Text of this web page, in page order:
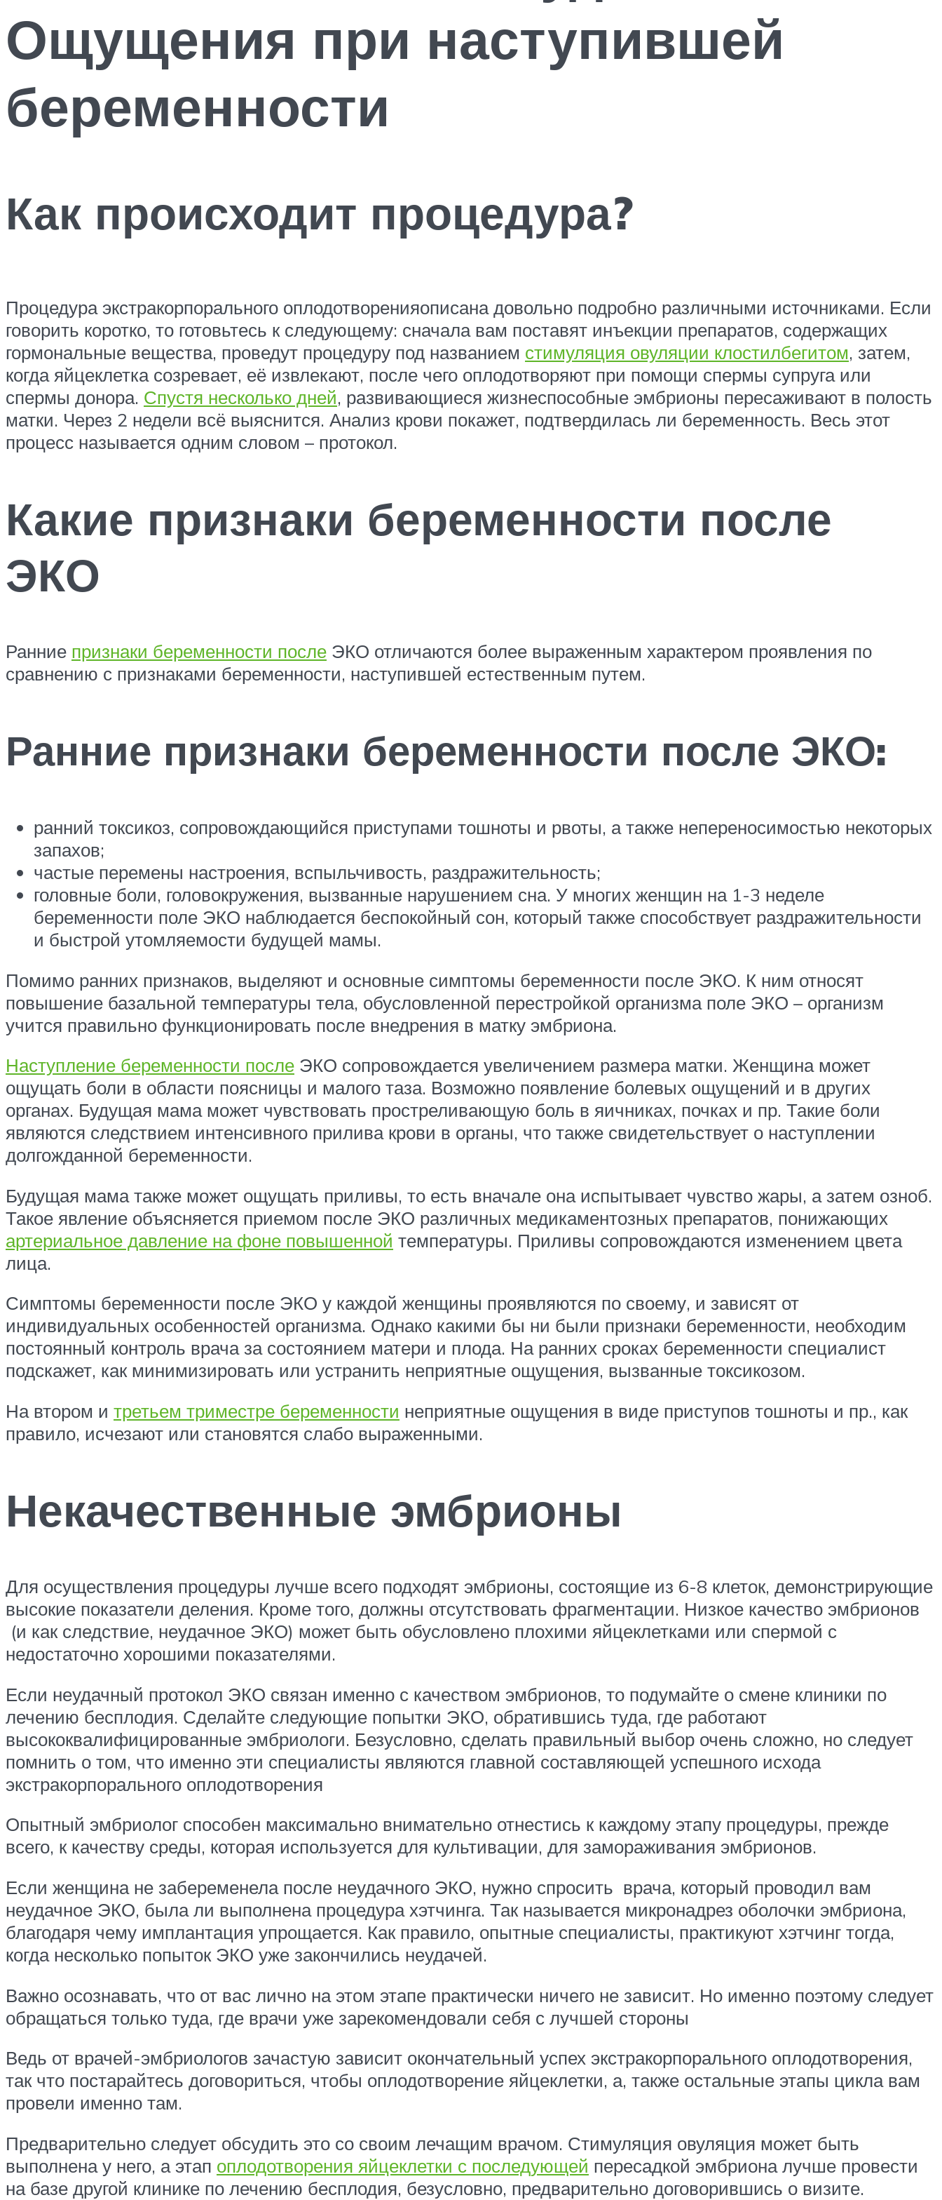
Ощущения при наступившей
беременности
Как происходит процедура?
Процедура экстракорпорального оплодотворенияописана довольно подробно различными источниками. Если
говорить коротко, то готовьтесь к следующему: сначала вам поставят инъекции препаратов, содержащих
гормональные вещества, проведут процедуру под названием стимуляция овуляции клостилбегитом, затем,
когда яйцеклетка созревает, её извлекают, после чего оплодотворяют при помощи спермы супруга или
спермы донора. Спустя несколько дней, развивающиеся жизнеспособные эмбрионы пересаживают в полость
матки. Через 2 недели всё выяснится. Анализ крови покажет, подтвердилась ли беременность. Весь этот
процесс называется одним словом – протокол.
Какие признаки беременности после
ЭКО
Ранние признаки беременности после ЭКО отличаются более выраженным характером проявления по
сравнению с признаками беременности, наступившей естественным путем.
Ранние признаки беременности после ЭКО:
ранний токсикоз, сопровождающийся приступами тошноты и рвоты, а также непереносимостью некоторых
запахов;
частые перемены настроения, вспыльчивость, раздражительность;
головные боли, головокружения, вызванные нарушением сна. У многих женщин на 1-3 неделе
беременности поле ЭКО наблюдается беспокойный сон, который также способствует раздражительности
и быстрой утомляемости будущей мамы.
Помимо ранних признаков, выделяют и основные симптомы беременности после ЭКО. К ним относят
повышение базальной температуры тела, обусловленной перестройкой организма поле ЭКО – организм
учится правильно функционировать после внедрения в матку эмбриона.
Наступление беременности после ЭКО сопровождается увеличением размера матки. Женщина может
ощущать боли в области поясницы и малого таза. Возможно появление болевых ощущений и в других
органах. Будущая мама может чувствовать простреливающую боль в яичниках, почках и пр. Такие боли
являются следствием интенсивного прилива крови в органы, что также свидетельствует о наступлении
долгожданной беременности.
Будущая мама также может ощущать приливы, то есть вначале она испытывает чувство жары, а затем озноб.
Такое явление объясняется приемом после ЭКО различных медикаментозных препаратов, понижающих
артериальное давление на фоне повышенной температуры. Приливы сопровождаются изменением цвета
лица.
Симптомы беременности после ЭКО у каждой женщины проявляются по своему, и зависят от
индивидуальных особенностей организма. Однако какими бы ни были признаки беременности, необходим
постоянный контроль врача за состоянием матери и плода. На ранних сроках беременности специалист
подскажет, как минимизировать или устранить неприятные ощущения, вызванные токсикозом.
На втором и третьем триместре беременности неприятные ощущения в виде приступов тошноты и пр., как
правило, исчезают или становятся слабо выраженными.
Некачественные эмбрионы
Для осуществления процедуры лучше всего подходят эмбрионы, состоящие из 6-8 клеток, демонстрирующие
высокие показатели деления. Кроме того, должны отсутствовать фрагментации. Низкое качество эмбрионов
(и как следствие, неудачное ЭКО) может быть обусловлено плохими яйцеклетками или спермой с
недостаточно хорошими показателями.
Если неудачный протокол ЭКО связан именно с качеством эмбрионов, то подумайте о смене клиники по
лечению бесплодия. Сделайте следующие попытки ЭКО, обратившись туда, где работают
высококвалифицированные эмбриологи. Безусловно, сделать правильный выбор очень сложно, но следует
помнить о том, что именно эти специалисты являются главной составляющей успешного исхода
экстракорпорального оплодотворения
Опытный эмбриолог способен максимально внимательно отнестись к каждому этапу процедуры, прежде
всего, к качеству среды, которая используется для культивации, для замораживания эмбрионов.
Если женщина не забеременела после неудачного ЭКО, нужно спросить врача, который проводил вам
неудачное ЭКО, была ли выполнена процедура хэтчинга. Так называется микронадрез оболочки эмбриона,
благодаря чему имплантация упрощается. Как правило, опытные специалисты, практикуют хэтчинг тогда,
когда несколько попыток ЭКО уже закончились неудачей.
Важно осознавать, что от вас лично на этом этапе практически ничего не зависит. Но именно поэтому следует
обращаться только туда, где врачи уже зарекомендовали себя с лучшей стороны
Ведь от врачей-эмбриологов зачастую зависит окончательный успех экстракорпорального оплодотворения,
так что постарайтесь договориться, чтобы оплодотворение яйцеклетки, а, также остальные этапы цикла вам
провели именно там.
Предварительно следует обсудить это со своим лечащим врачом. Стимуляция овуляция может быть
выполнена у него, а этап оплодотворения яйцеклетки с последующей пересадкой эмбриона лучше провести
на базе другой клинике по лечению бесплодия, безусловно, предварительно договорившись о визите.